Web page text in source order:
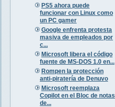
PS5 ahora puede
funcionar con Linux como
un PC gamer
Google enfrenta protesta
masiva de empleados por
c...
Microsoft libera el código
fuente de MS-DOS 1.0 en...
Rompen la protección
anti-piratería de Denuvo
Microsoft reemplaza
Copilot en el Bloc de notas
de...